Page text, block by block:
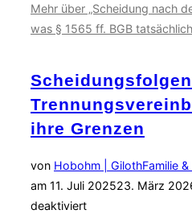
Mehr über „Scheidung nach
was § 1565 ff. BGB
ihre Grenzen
von Hobohm | GilothFamilie
am 11. Juli 202523. März
deaktiviert